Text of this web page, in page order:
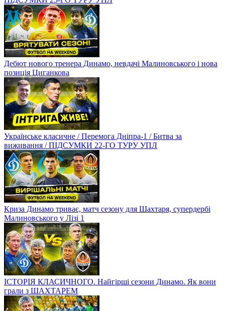
Дебют нового тренера Динамо, невдачі Малиновського і нова
позиція Циганкова
Українське класичне / Перемога Дніпра-1 / Битва за
виживання / ПІДСУМКИ 22-ГО ТУРУ УПЛ
Криза Динамо триває, матч сезону для Шахтаря, супердербі
Малиновського у Лізі 1
ІСТОРІЯ КЛАСИЧНОГО. Найгірші сезони Динамо. Як вони
грали з ШАХТАРЕМ